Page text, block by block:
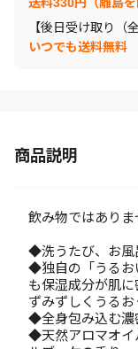
【後日受け取り（
いつでも送料無料
商品説明
飲み物ではありま
◆洗うたび、お風
◆独自の「うるお
も保湿成分が肌
ずみずしくうるお
◆全身包み込む濃
◆天然アロマオイ